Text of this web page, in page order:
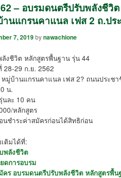
– อบรมดนตรีปรับพลังชี
นแกรนคาแนล เฟส 2 ถ.ปร
7, 2019bynawachione
งชีวิต หลักสูตรพื้นฐาน รุ่น 44
28-29 ก.ย. 2562
มู่บ้านแกรนคาแนล เฟส 2? ถนนประช
น.
นละ 10 คน
หลักสูตร
นชำระค่าสมัครก่อนได้สิทธิก่อน
ติมได้ที่:
พลังชีวิต
ดการอบรม
คร อบรมดนตรีปรับพลังชีวิต หลักสูตรพื้น